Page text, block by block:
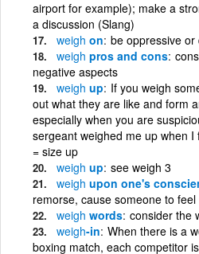
airport for example); make a
a discussion (Slang)
weigh on be oppressive
weigh pros and cons
negative aspects
weigh up If you weigh
out what they are like and form
especially when you are
sergeant weighed me up when I
= size up
weigh up see weigh 3
weigh upon one's
remorse, cause someone to
weigh words consider the
weigh-in When there is a
boxing match, each competitor